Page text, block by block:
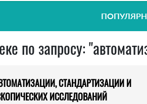
по запросу:
СТАНДАРТИЗАЦИИ И
ИССЛЕДОВАНИЙ